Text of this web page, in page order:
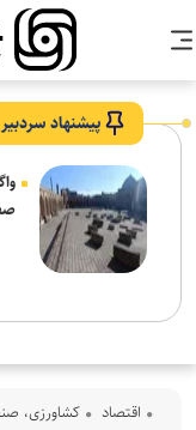
پیشنهاد سردبیر
اقتصاد کشاورزی،